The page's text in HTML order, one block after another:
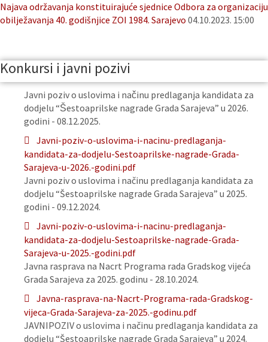
Najava održavanja konstituirajuće sjednice Odbora za organizaciju
obilježavanja 40. godišnjice ZOI 1984. Sarajevo 04.10.2023. 15:00
Konkursi i javni pozivi
Javni poziv o uslovima i načinu predlaganja kandidata za
dodjelu “Šestoaprilske nagrade Grada Sarajeva” u 2026.
godini - 08.12.2025.
Javni-poziv-o-uslovima-i-nacinu-predlaganja-
kandidata-za-dodjelu-Sestoaprilske-nagrade-Grada-
Sarajeva-u-2026.-godini.pdf
Javni poziv o uslovima i načinu predlaganja kandidata za
dodjelu “Šestoaprilske nagrade Grada Sarajeva” u 2025.
godini - 09.12.2024.
Javni-poziv-o-uslovima-i-nacinu-predlaganja-
kandidata-za-dodjelu-Sestoaprilske-nagrade-Grada-
Sarajeva-u-2025.-godini.pdf
Javna rasprava na Nacrt Programa rada Gradskog vijeća
Grada Sarajeva za 2025. godinu - 28.10.2024.
Javna-rasprava-na-Nacrt-Programa-rada-Gradskog-
vijeca-Grada-Sarajeva-za-2025.-godinu.pdf
JAVNIPOZIV o uslovima i načinu predlaganja kandidata za
dodjelu “Šestoaprilske nagrade Grada Sarajeva” u 2024.